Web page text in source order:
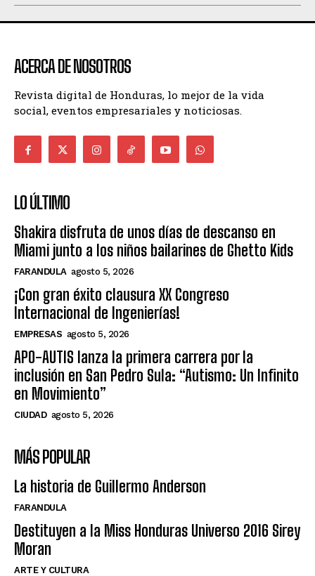
ACERCA DE NOSOTROS
Revista digital de Honduras, lo mejor de la vida
social, eventos empresariales y noticiosas.
LO ÚLTIMO
Shakira disfruta de unos días de descanso en
Miami junto a los niños bailarines de Ghetto Kids
FARANDULA agosto 5, 2026
¡Con gran éxito clausura XX Congreso
Internacional de Ingenierías!
EMPRESAS agosto 5, 2026
APO-AUTIS lanza la primera carrera por la
inclusión en San Pedro Sula: “Autismo: Un Infinito
en Movimiento”
CIUDAD agosto 5, 2026
MÁS POPULAR
La historia de Guillermo Anderson
FARANDULA
Destituyen a la Miss Honduras Universo 2016 Sirey
Moran
ARTE Y CULTURA